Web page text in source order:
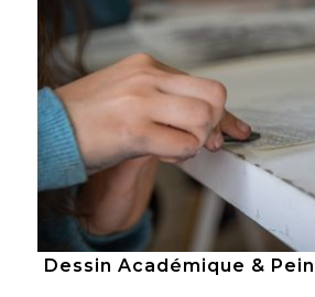
Dessin Académique &